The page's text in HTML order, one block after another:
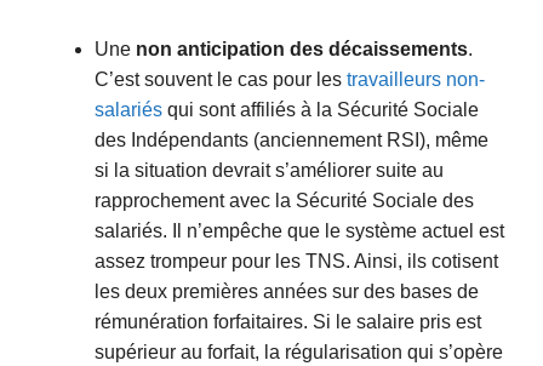
Une non anticipation des décaissements.
C’est souvent le cas pour les travailleurs non-
salariés qui sont affiliés à la Sécurité Sociale
des Indépendants (anciennement RSI), même
si la situation devrait s’améliorer suite au
rapprochement avec la Sécurité Sociale des
salariés. Il n’empêche que le système actuel est
assez trompeur pour les TNS. Ainsi, ils cotisent
les deux premières années sur des bases de
rémunération forfaitaires. Si le salaire pris est
supérieur au forfait, la régularisation qui s’opère